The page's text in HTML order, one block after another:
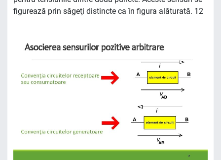
figurează prin săgeţi distincte ca în figura alăturată. 12